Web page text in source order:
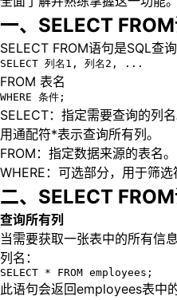
一、SELECT
SELECT FROM语句是SQL查
SELECT 列名1, 列名2, ...
FROM 表名
WHERE 条件;
SELECT：指定需要查询的列
用通配符*表示查询所有列。
FROM：指定数据来源的表名。
WHERE：可选部分，用于筛选
二、SELECT
查询所有列
当需要获取一张表中的所有信
列名：
SELECT * FROM employees;
此语句会返回employees表中